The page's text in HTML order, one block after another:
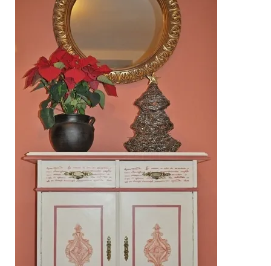
anticuado
exclusiva